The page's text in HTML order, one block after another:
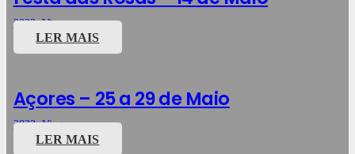
2023,Viagens
LER MAIS
Açores – 25 a 29 de Maio
2023,Viagens
LER MAIS